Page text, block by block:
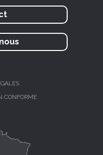
CONFORME